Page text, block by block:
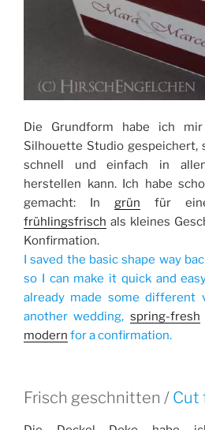
Die Grundform habe ich
Silhouette Studio gespeichert,
schnell und einfach in
herstellen kann. Ich habe
gemacht: In grün für
frühlingsfrisch als kleines
Konfirmation.
I saved the basic shape way
so I can make it quick and
already made some different
another wedding, spring-fresh
modern for a confirmation.
Frisch geschnitten / Cut